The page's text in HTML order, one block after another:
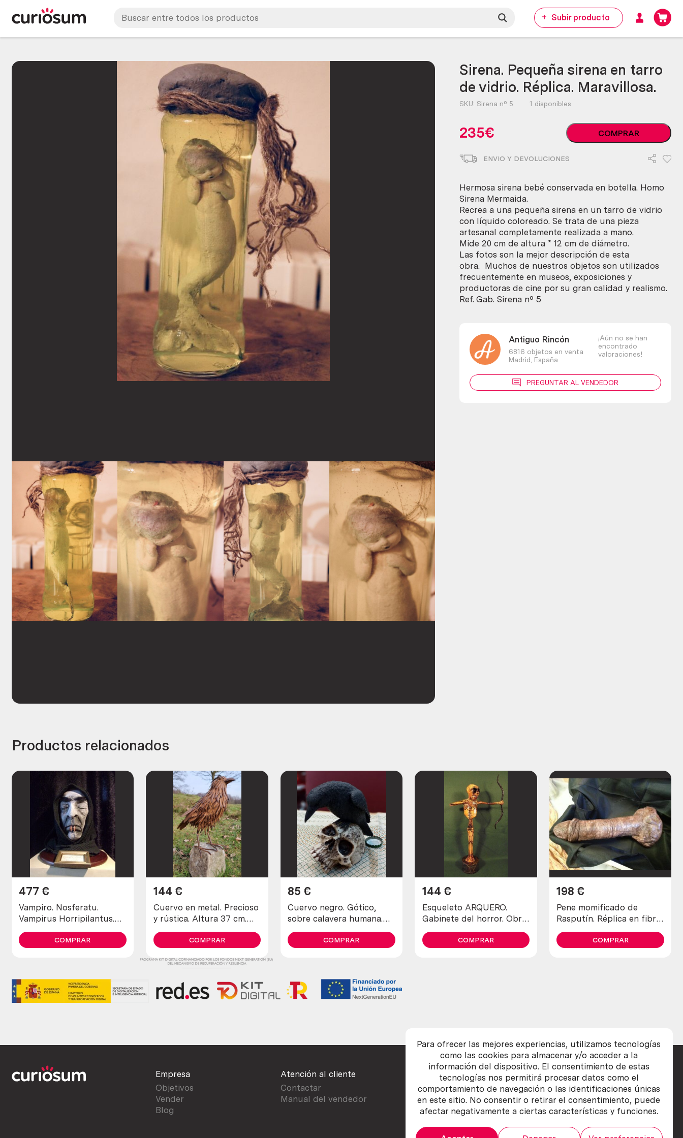
Para ofrecer las mejores experiencias, utilizamos tecnologías
como las cookies para almacenar y/o acceder a la
información del dispositivo. El consentimiento de estas
tecnologías nos permitirá procesar datos como el
comportamiento de navegación o las identificaciones únicas
en este sitio. No consentir o retirar el consentimiento, puede
afectar negativamente a ciertas características y funciones.
Subir producto
Sirena. Pequeña sirena en tarro
de vidrio. Réplica. Maravillosa.
SKU: Sirena nº 5 1 disponibles
235€
Sirena.
Pequeña
en
de
Réplica.
Maravillosa.
cantidad
COMPRAR
ENVIO Y DEVOLUCIONES
Hermosa sirena bebé conservada en botella. Homo
Sirena Mermaida.
Recrea a una pequeña sirena en un tarro de vidrio
con líquido coloreado. Se trata de una pieza
artesanal completamente realizada a mano.
Mide 20 cm de altura * 12 cm de diámetro.
Las fotos son la mejor descripción de esta
obra. Muchos de nuestros objetos son utilizados
frecuentemente en museos, exposiciones y
productoras de cine por su gran calidad y realismo.
Ref. Gab. Sirena nº 5
Antiguo Rincón
6816 objetos en venta
Madrid, España
¡Aún no se han
encontrado
valoraciones!
PREGUNTAR AL VENDEDOR
Productos relacionados
Vampiro. Nosferatu.
Vampirus Horripilantus.
Obra exclusiva.
477 €
COMPRAR
Cuervo en metal. Precioso
y rústica. Altura 37 cm.
Escultura de jardín.
144 €
COMPRAR
Cuervo negro. Gótico,
sobre calavera humana.
Figura.
85 €
COMPRAR
Esqueleto ARQUERO.
Gabinete del horror. Obra
realizada en papel maché.
Origen británico.
144 €
COMPRAR
Pene momificado de
Rasputín. Réplica en fibra
de vidrio y poliester.
Magnífica pieza. Miembro.
198 €
COMPRAR
Empresa
Objetivos
Vender
Blog
Atención al cliente
Contactar
Manual del vendedor